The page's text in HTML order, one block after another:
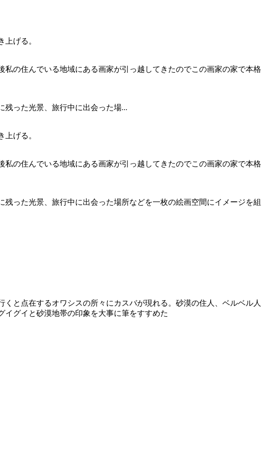
げる。
の住んでいる地域にある画家が引っ越してきたのでこの画家の家で本格
残った光景、旅行中に出会った場...
げる。
の住んでいる地域にある画家が引っ越してきたのでこの画家の家で本格
った光景、旅行中に出会った場所などを一枚の絵画空間にイメージを組
と点在するオワシスの所々にカスバが現れる。砂漠の住人、ベルベル人
グイと砂漠地帯の印象を大事に筆をすすめた